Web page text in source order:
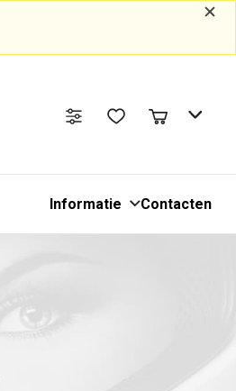
Informatie Contacten